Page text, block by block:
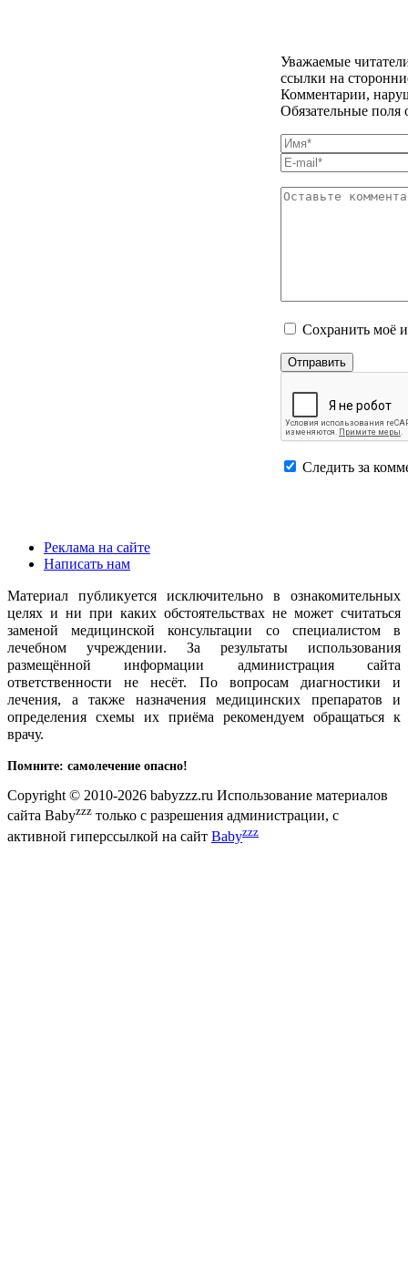
Уважаемые
ссылки на
Комментарии,
Обязательные поля
Сохранить моё
Следить за
Реклама на сайте
Написать нам
Материал публикуется исключительно в ознакомительных
целях и ни при каких обстоятельствах не может считаться
заменой медицинской консультации со специалистом в
лечебном учреждении. За результаты использования
размещённой информации администрация сайта
ответственности не несёт. По вопросам диагностики и
лечения, а также назначения медицинских препаратов и
определения схемы их приёма рекомендуем обращаться к
врачу.
Помните: самолечение опасно!
Copyright © 2010-2026 babyzzz.ru Использование материалов
сайта Babyzzz только с разрешения администрации, с
активной гиперссылкой на сайт Babyzzz